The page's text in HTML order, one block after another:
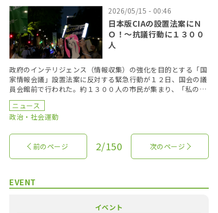
2026/05/15 - 00:46
日本版CIAの設置法案にＮ
Ｏ！〜抗議行動に１３００
人
政府のインテリジェンス（情報収集）の強化を目的とする「国
家情報会議」設置法案に反対する緊急行動が１２日、国会の議
員会館前で行われた。約１３００人の市民が集まり、「私の情
報を勝手に見るな！」と廃案を訴えた。同法案はすでに衆 […]
ニュース
政治・社会運動
前のページ 2/150 次のページ
EVENT
イベント